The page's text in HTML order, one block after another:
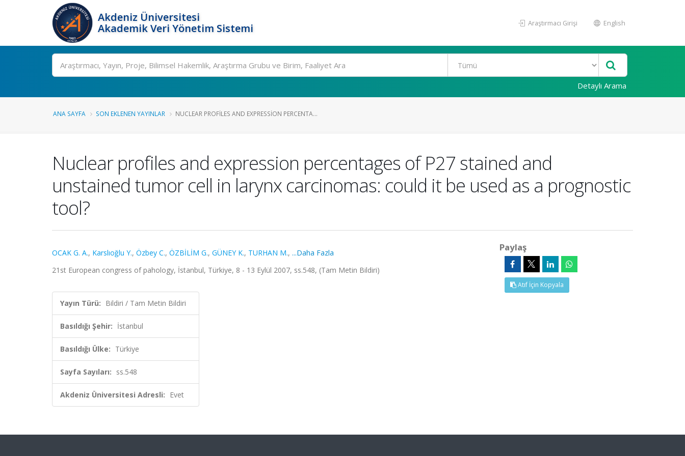
Akdeniz Üniversitesi
Akademik Veri Yönetim Sistemi
Araştırmacı Girişi English
Ara
Detaylı Arama
ANA SAYFA SON EKLENEN YAYINLAR NUCLEAR PROFILES AND EXPRESSION PERCENTA...
Nuclear profiles and expression percentages of P27 stained and
unstained tumor cell in larynx carcinomas: could it be used as a prognostic
tool?
OCAK G. A., Karslıoğlu Y., Özbey C., ÖZBİLİM G., GÜNEY K., TURHAN M., ...Daha Fazla
21st European congress of pahology, İstanbul, Türkiye, 8 - 13 Eylül 2007, ss.548, (Tam Metin Bildiri)
Yayın Türü: Bildiri / Tam Metin Bildiri
Basıldığı Şehir: İstanbul
Basıldığı Ülke: Türkiye
Sayfa Sayıları: ss.548
Akdeniz Üniversitesi Adresli: Evet
Paylaş
Atıf İçin Kopyala